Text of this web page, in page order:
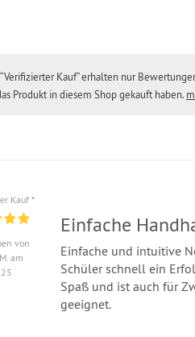
Kauf” erhalten nur
Produkt in diesem Shop gekauft haben.
Kauf *
von
am
Einfache
Einfache und intuitive
Schüler schnell ein
Spaß und ist auch für
geeignet.